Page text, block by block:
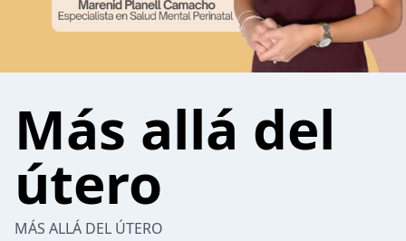
Más allá del
útero
MÁS ALLÁ DEL ÚTERO